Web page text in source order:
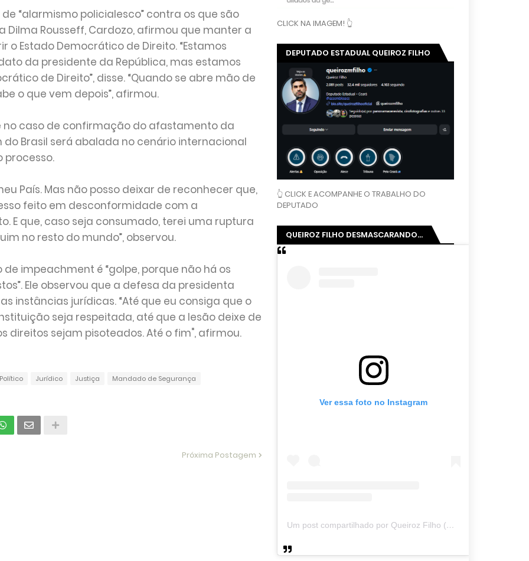
“alarmismo policialesco” contra os que são
Rousseff, Cardozo, afirmou que manter a
Estado Democrático de Direito. “Estamos
da presidente da República, mas estamos
de Direito”, disse. “Quando se abre mão de
o que vem depois”, afirmou.
no caso de confirmação do afastamento da
Brasil será abalada no cenário internacional
processo.
País. Mas não posso deixar de reconhecer que,
feito em desconformidade com a
E que, caso seja consumado, terei uma ruptura
no resto do mundo”, observou.
impeachment é “golpe, porque não há os
Ele observou que a defesa da presidenta
instâncias jurídicas. “Até que eu consiga que o
seja respeitada, até que a lesão deixe de
direitos sejam pisoteados. Até o fim", afirmou.
Jurídico Justiça Mandado de Segurança
Próxima Postagem
CLICK NA IMAGEM! 👆
DEPUTADO ESTADUAL QUEIROZ FILHO
👆 CLICK E ACOMPANHE O TRABALHO DO
DEPUTADO
QUEIROZ FILHO DESMASCARANDO...
Ver essa foto no Instagram
Um post compartilhado por Queiroz Filho (@queirozmfilho)